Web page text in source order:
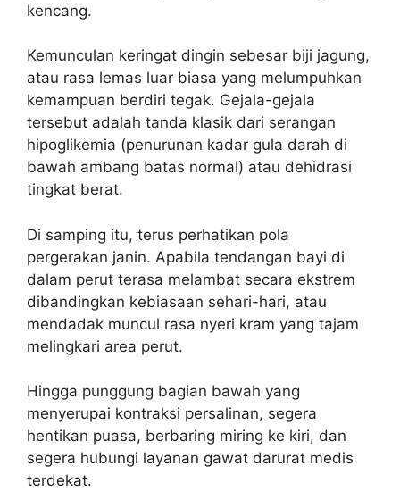
kencang.
Kemunculan keringat dingin sebesar biji jagung,
atau rasa lemas luar biasa yang melumpuhkan
kemampuan berdiri tegak. Gejala-gejala
tersebut adalah tanda klasik dari serangan
hipoglikemia (penurunan kadar gula darah di
bawah ambang batas normal) atau dehidrasi
tingkat berat.
Di samping itu, terus perhatikan pola
pergerakan janin. Apabila tendangan bayi di
dalam perut terasa melambat secara ekstrem
dibandingkan kebiasaan sehari-hari, atau
mendadak muncul rasa nyeri kram yang tajam
melingkari area perut.
Hingga punggung bagian bawah yang
menyerupai kontraksi persalinan, segera
hentikan puasa, berbaring miring ke kiri, dan
segera hubungi layanan gawat darurat medis
terdekat.